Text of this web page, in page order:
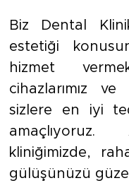
Biz Dental
estetiği
hizmet
cihazlarımız
sizlere en iyi
amaçlıyoruz.
kliniğimizde,
gülüşünüzü